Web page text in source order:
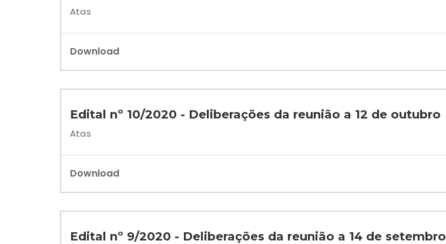
Atas
Download
Edital nº 10/2020 - Deliberações da reunião a 12 de outubro
Atas
Download
Edital nº 9/2020 - Deliberações da reunião a 14 de setembro